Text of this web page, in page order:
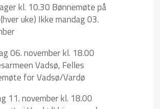
kl. 10.30 Bønnemøte på
uke) Ikke mandag 03.
06. november kl. 18.00
Vadsø, Felles
for Vadsø/Vardø
11. november kl. 18.00